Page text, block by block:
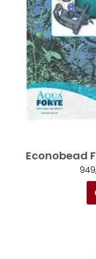
Econobead